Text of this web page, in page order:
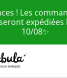
! Les
expédiées
10/08✨